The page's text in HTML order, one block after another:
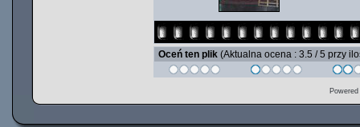
Oceń ten plik (Aktualna ocena : 3.5 / 5 przy